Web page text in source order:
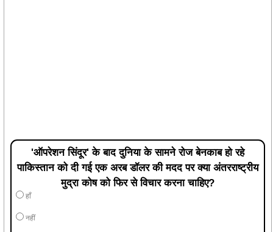
'ऑपरेशन सिंदूर' के बाद दुनिया के सामने रोज बेनकाब हो रहे
पाकिस्तान को दी गई एक अरब डॉलर की मदद पर क्या अंतरराष्ट्रीय
मुद्रा कोष को फिर से विचार करना चाहिए?
हाँ
नहीं